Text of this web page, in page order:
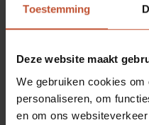
Toestemming
Deze website maakt
We gebruiken cookies
personaliseren, om
en om ons
Lees meer